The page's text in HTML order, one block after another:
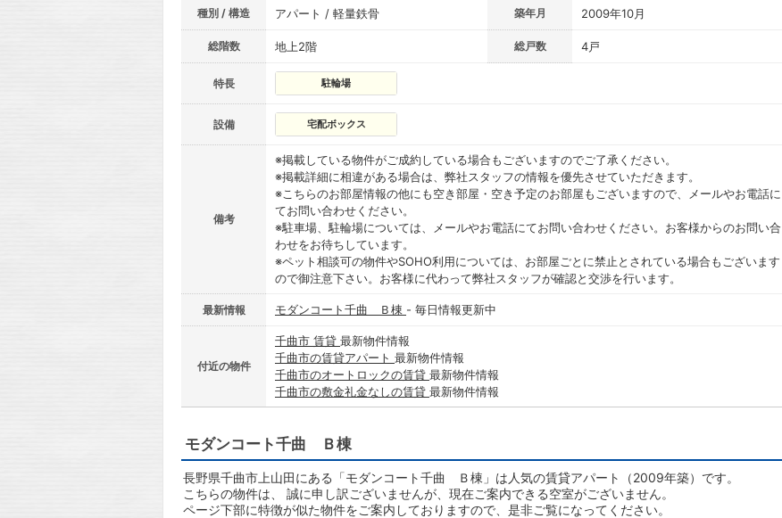
種別 / 構造 アパート / 軽量鉄骨 築年月 2009年10月
総階数 地上2階 総戸数 4戸
特長 駐輪場
設備 宅配ボックス
備考
※掲載している物件がご成約している場合もございますのでご了承ください。
※掲載詳細に相違がある場合は、弊社スタッフの情報を優先させていただきます。
※こちらのお部屋情報の他にも空き部屋・空き予定のお部屋もございますので、メールやお電話に
てお問い合わせください。
※駐車場、駐輪場については、メールやお電話にてお問い合わせください。お客様からのお問い合
わせをお待ちしています。
※ペット相談可の物件やSOHO利用については、お部屋ごとに禁止とされている場合もございます
ので御注意下さい。お客様に代わって弊社スタッフが確認と交渉を行います。
最新情報 モダンコート千曲 Ｂ棟 - 毎日情報更新中
付近の物件
千曲市 賃貸 最新物件情報
千曲市の賃貸アパート 最新物件情報
千曲市のオートロックの賃貸 最新物件情報
千曲市の敷金礼金なしの賃貸 最新物件情報
モダンコート千曲 Ｂ棟
長野県千曲市上山田にある「モダンコート千曲 Ｂ棟」は人気の賃貸アパート（2009年築）です。
こちらの物件は、 誠に申し訳ございませんが、現在ご案内できる空室がございません。
ページ下部に特徴が似た物件をご案内しておりますので、是非ご覧になってください。